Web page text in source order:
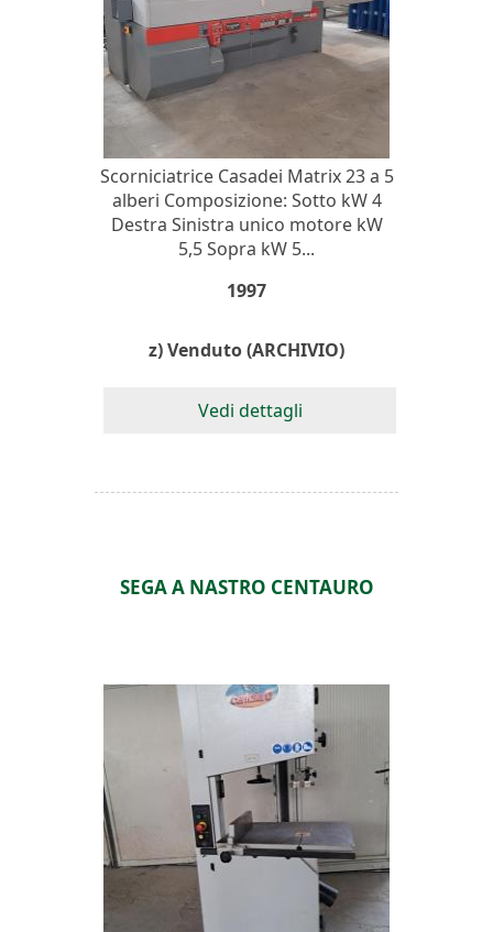
Scorniciatrice Casadei Matrix 23 a 5
alberi Composizione: Sotto kW 4
Destra Sinistra unico motore kW
5,5 Sopra kW 5...
1997
z) Venduto (ARCHIVIO)
Vedi dettagli
SEGA A NASTRO CENTAURO